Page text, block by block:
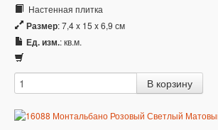
Настенная плитка
Размер: 7,4 x 15 x 6,9 см
Ед. изм.: кв.м.